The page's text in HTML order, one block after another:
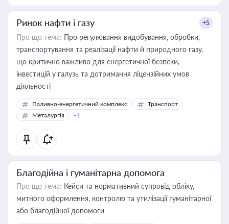
Ринок нафти і газу +5
Про що тема: Про регулювання видобування, обробки,
транспортування та реалізації нафти й природного газу,
що критично важливо для енергетичної безпеки,
інвестицій у галузь та дотримання ліцензійних умов
діяльності
Паливно-енергетичний комплекс
Транспорт
Металургія
+1
Благодійна і гуманітарна допомога
Про що тема: Кейси та нормативний супровід обліку,
митного оформлення, контролю та утилізації гуманітарної
або благодійної допомоги